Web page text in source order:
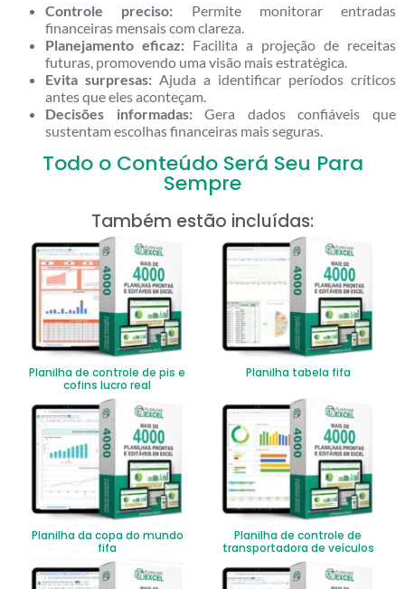
Controle preciso: Permite monitorar entradas
financeiras mensais com clareza.
Planejamento eficaz: Facilita a projeção de receitas
futuras, promovendo uma visão mais estratégica.
Evita surpresas: Ajuda a identificar períodos críticos
antes que eles aconteçam.
Decisões informadas:Gera dados confiáveis que
sustentam escolhas financeiras mais seguras.
Todo o Conteúdo Será Seu Para
Sempre
Também estão incluídas:
Planilha de controle de pis e
cofins lucro real
Planilha tabela fifa
Planilha da copa do mundo
fifa
Planilha de controle de
transportadora de veículos